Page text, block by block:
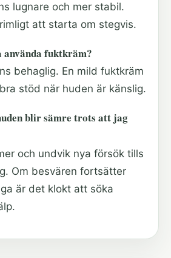
lugnare och mer stabil.
att starta om stegvis.
fuktkräm?
behaglig. En mild fuktkräm
stöd när huden är känslig.
blir sämre trots att jag
och undvik nya försök tills
Om besvären fortsätter
är det klokt att söka